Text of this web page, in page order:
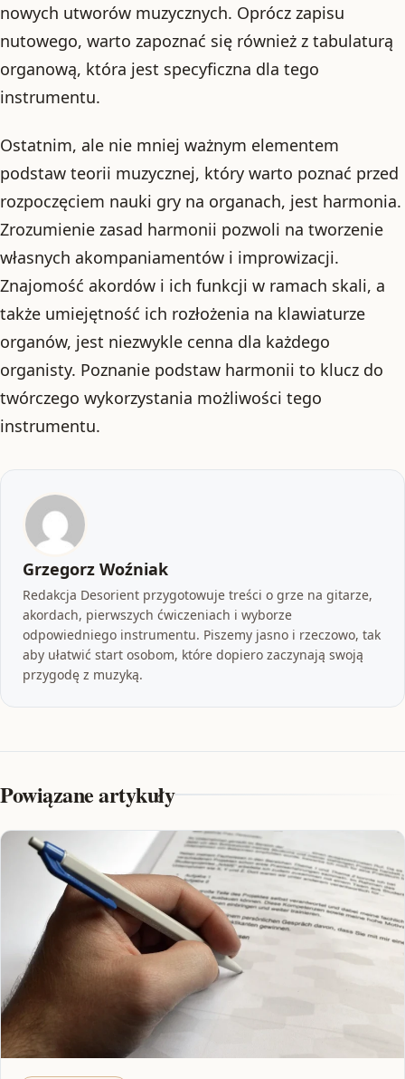
nowych utworów muzycznych. Oprócz zapisu
nutowego, warto zapoznać się również z tabulaturą
organową, która jest specyficzna dla tego
instrumentu.
Ostatnim, ale nie mniej ważnym elementem
podstaw teorii muzycznej, który warto poznać przed
rozpoczęciem nauki gry na organach, jest harmonia.
Zrozumienie zasad harmonii pozwoli na tworzenie
własnych akompaniamentów i improwizacji.
Znajomość akordów i ich funkcji w ramach skali, a
także umiejętność ich rozłożenia na klawiaturze
organów, jest niezwykle cenna dla każdego
organisty. Poznanie podstaw harmonii to klucz do
twórczego wykorzystania możliwości tego
instrumentu.
Grzegorz Woźniak
Redakcja Desorient przygotowuje treści o grze na gitarze,
akordach, pierwszych ćwiczeniach i wyborze
odpowiedniego instrumentu. Piszemy jasno i rzeczowo, tak
aby ułatwić start osobom, które dopiero zaczynają swoją
przygodę z muzyką.
Powiązane artykuły